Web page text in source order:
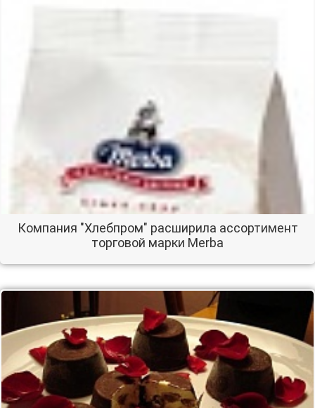
Компания "Хлебпром" расширила ассортимент
торговой марки Merba